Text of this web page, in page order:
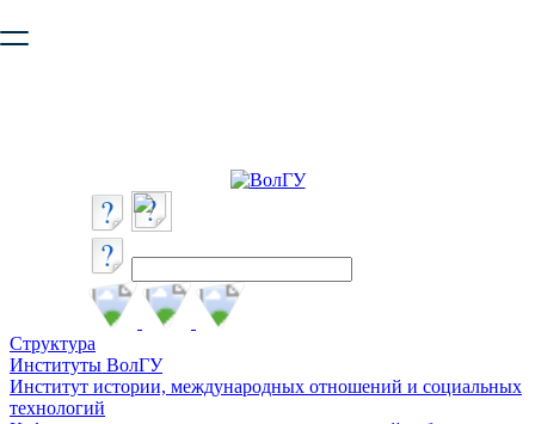
безопасную работу с сайтом. Пожалуйста
Структура
Институты ВолГУ
Институт истории, международных отношений и социальных
технологий